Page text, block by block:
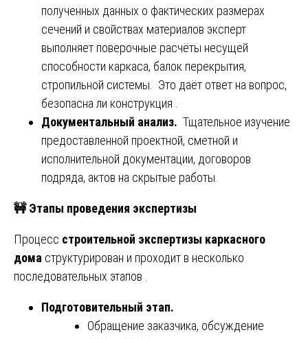
полученных данных о фактических размерах
сечений и свойствах материалов эксперт
выполняет поверочные расчёты несущей
способности каркаса, балок перекрытия,
стропильной системы. Это даёт ответ на вопрос,
безопасна ли конструкция .
Документальный анализ. Тщательное изучение
предоставленной проектной, сметной и
исполнительной документации, договоров
подряда, актов на скрытые работы.
🚧Этапы проведения экспертизы
Процесс строительной экспертизы каркасного
дома структурирован и проходит в несколько
последовательных этапов .
Подготовительный этап.
Обращение заказчика, обсуждение